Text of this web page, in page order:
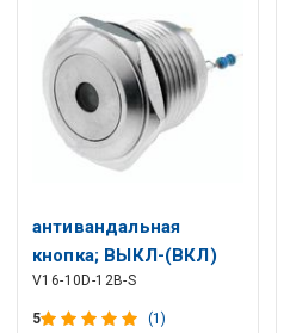
антивандальная
кнопка; ВЫКЛ-(ВКЛ)
нефиксированный, 4
контакта; 2A/48VDC,
V16-10D-12B-S
5 (1)